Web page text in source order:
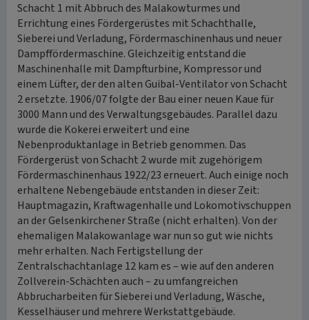
Schacht 1 mit Abbruch des Malakowturmes und
Errichtung eines Fördergerüstes mit Schachthalle,
Sieberei und Verladung, Fördermaschinenhaus und neuer
Dampffördermaschine. Gleichzeitig entstand die
Maschinenhalle mit Dampfturbine, Kompressor und
einem Lüfter, der den alten Guibal-Ventilator von Schacht
2 ersetzte. 1906/07 folgte der Bau einer neuen Kaue für
3000 Mann und des Verwaltungsgebäudes. Parallel dazu
wurde die Kokerei erweitert und eine
Nebenproduktanlage in Betrieb genommen. Das
Fördergerüst von Schacht 2 wurde mit zugehörigem
Fördermaschinenhaus 1922/23 erneuert. Auch einige noch
erhaltene Nebengebäude entstanden in dieser Zeit:
Hauptmagazin, Kraftwagenhalle und Lokomotivschuppen
an der Gelsenkirchener Straße (nicht erhalten). Von der
ehemaligen Malakowanlage war nun so gut wie nichts
mehr erhalten. Nach Fertigstellung der
Zentralschachtanlage 12 kam es – wie auf den anderen
Zollverein-Schächten auch – zu umfangreichen
Abbrucharbeiten für Sieberei und Verladung, Wäsche,
Kesselhäuser und mehrere Werkstattgebäude.